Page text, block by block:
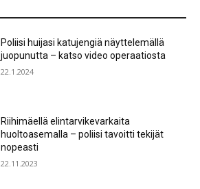
Poliisi huijasi katujengiä näyttelemällä
juopunutta – katso video operaatiosta
22.1.2024
Riihimäellä elintarvikevarkaita
huoltoasemalla – poliisi tavoitti tekijät
nopeasti
22.11.2023